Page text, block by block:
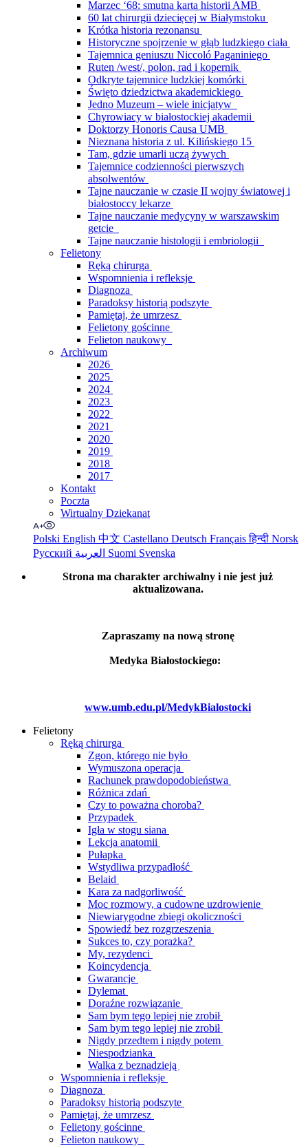
Marzec ‘68: smutna karta historii AMB
60 lat chirurgii dziecięcej w Białymstoku
Krótka historia rezonansu
Historyczne spojrzenie w głąb ludzkiego ciała
Tajemnica geniuszu Niccoló Paganiniego
Ruten /west/, polon, rad i kopernik
Odkryte tajemnice ludzkiej komórki
Święto dziedzictwa akademickiego
Jedno Muzeum – wiele inicjatyw
Chyrowiacy w białostockiej akademii
Doktorzy Honoris Causa UMB
Nieznana historia z ul. Kilińskiego 15
Tam, gdzie umarli uczą żywych
Tajemnice codzienności pierwszych
absolwentów
Tajne nauczanie w czasie II wojny światowej i
białostoccy lekarze
Tajne nauczanie medycyny w warszawskim
getcie
Tajne nauczanie histologii i embriologii
Felietony
Ręką chirurga
Wspomnienia i refleksje
Diagnoza
Paradoksy historią podszyte
Pamiętaj, że umrzesz
Felietony gościnne
Felieton naukowy
Archiwum
2026
2025
2024
2023
2022
2021
2020
2019
2018
2017
Kontakt
Poczta
Wirtualny Dziekanat
Polski English 中文 Castellano Deutsch Françaisहिन्दी Norsk
Русский
Suomi Svenska
Strona ma charakter archiwalny i nie jest już
aktualizowana.
Zapraszamy na nową stronę
Medyka Białostockiego:
www.umb.edu.pl/MedykBialostocki
Felietony
Ręką chirurga
Zgon, którego nie było
Wymuszona operacja
Rachunek prawdopodobieństwa
Różnica zdań
Czy to poważna choroba?
Przypadek
Igła w stogu siana
Lekcja anatomii
Pułapka
Wstydliwa przypadłość
Belaid
Kara za nadgorliwość
Moc rozmowy, a cudowne uzdrowienie
Niewiarygodne zbiegi okoliczności
Spowiedź bez rozgrzeszenia
Sukces to, czy porażka?
My, rezydenci
Koincydencja
Gwarancje
Dylemat
Doraźne rozwiązanie
Sam bym tego lepiej nie zrobił
Sam bym tego lepiej nie zrobił
Nigdy przedtem i nigdy potem
Niespodzianka
Walka z beznadzieją
Wspomnienia i refleksje
Diagnoza
Paradoksy historią podszyte
Pamiętaj, że umrzesz
Felietony gościnne
Felieton naukowy